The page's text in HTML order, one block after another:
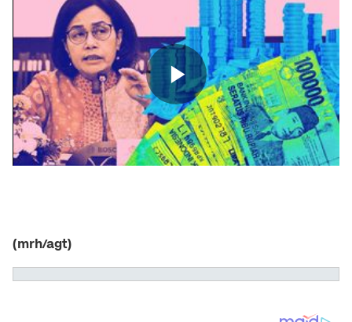
(mrh/agt)